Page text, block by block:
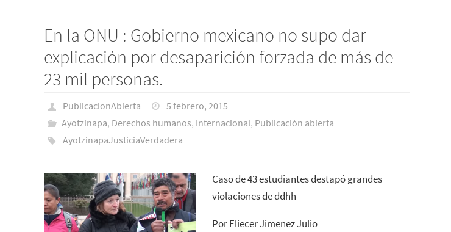
En la ONU : Gobierno mexicano no supo dar
explicación por desaparición forzada de más de
23 mil personas.
PublicacionAbierta
5 febrero, 2015
Ayotzinapa, Derechos humanos, Internacional, Publicación abierta
AyotzinapaJusticiaVerdadera
Caso de 43 estudiantes destapó grandes
violaciones de ddhh
Por Eliecer Jimenez Julio